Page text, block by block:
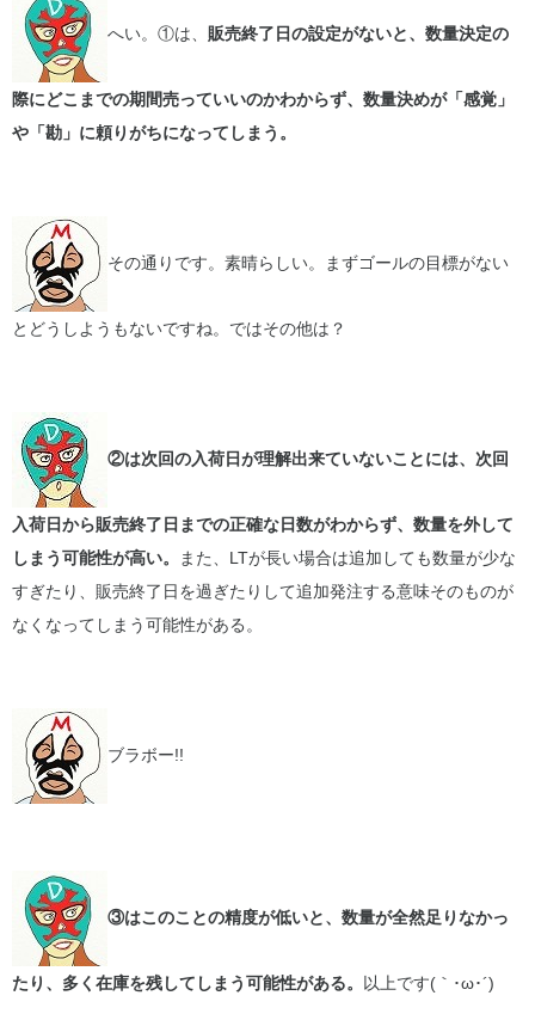
へい。①は、 販売終了日の設定がないと、数量決定の
際にどこまでの期間売っていいのかわからず、数量決めが「感覚」
や「勘」に頼りがちになってしまう。
その通りです。素晴らしい。まずゴールの目標がない
とどうしようもないですね。ではその他は？
②は次回の入荷日が理解出来ていないことには、次回
入荷日から販売終了日までの正確な日数がわからず、数量を外して
しまう可能性が高い。
また、LTが長い場合は追加しても数量が少な
すぎたり、販売終了日を過ぎたりして追加発注する意味そのものが
なくなってしまう可能性がある。
ブラボー!!
③はこのことの精度が低いと、数量が全然足りなかっ
たり、多く在庫を残してしまう可能性がある。 以上です(｀･ω･´)ゞ